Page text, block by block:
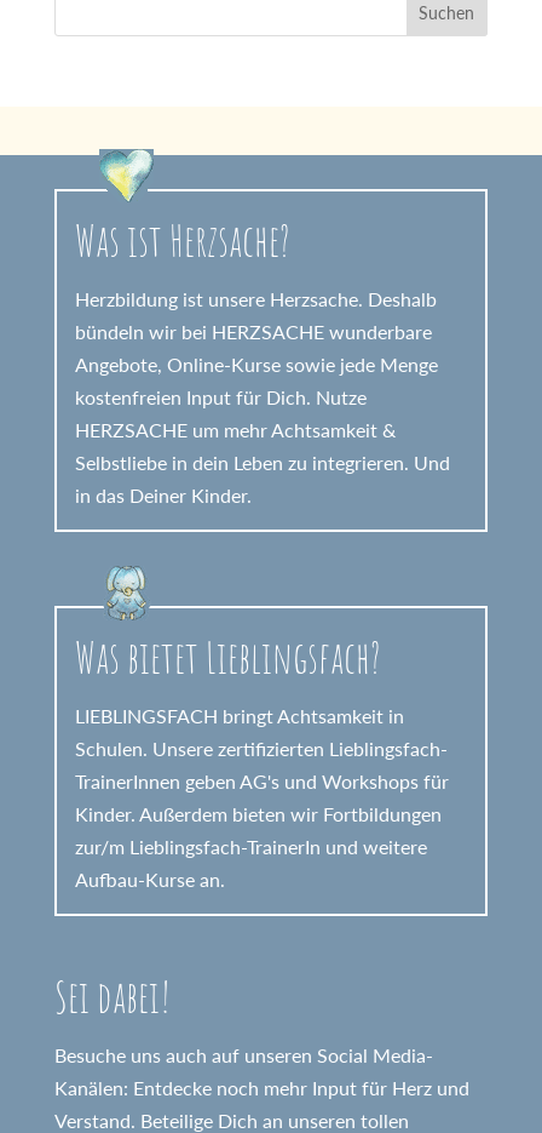
Was ist Herzsache?
Herzbildung ist unsere Herzsache. Deshalb
bündeln wir bei HERZSACHE wunderbare
Angebote, Online-Kurse sowie jede Menge
kostenfreien Input für Dich. Nutze
HERZSACHE um mehr Achtsamkeit &
Selbstliebe in dein Leben zu integrieren. Und
in das Deiner Kinder.
Was bietet Lieblingsfach?
LIEBLINGSFACH bringt Achtsamkeit in
Schulen. Unsere zertifizierten Lieblingsfach-
TrainerInnen geben AG's und Workshops für
Kinder. Außerdem bieten wir Fortbildungen
zur/m Lieblingsfach-TrainerIn und weitere
Aufbau-Kurse an.
Sei dabei!
Besuche uns auch auf unseren Social Media-
Kanälen: Entdecke noch mehr Input für Herz und
Verstand. Beteilige Dich an unseren tollen